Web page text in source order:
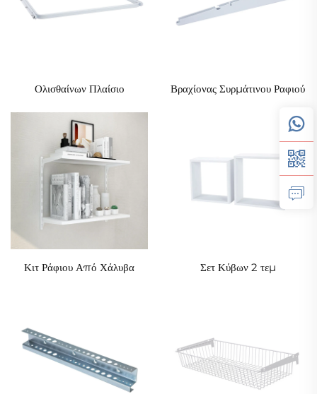
Ολισθαίνων Πλαίσιο Βραχίονας Συρμάτινου Ραφιού
Κιτ Ράφιου Από Χάλυβα Σετ Κύβων 2 τεμ